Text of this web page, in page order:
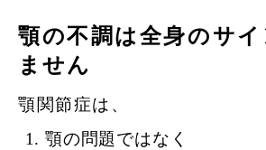
顎の不調は全身のサ
ません
顎関節症は、
顎の問題ではなく